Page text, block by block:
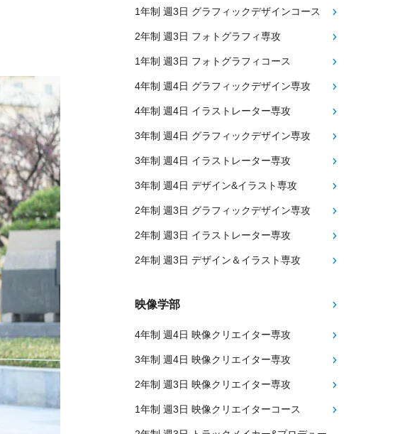
1年制 週3日 グラフィックデザインコース
2年制 週3日 フォトグラフィ専攻
1年制 週3日 フォトグラフィコース
4年制 週4日 グラフィックデザイン専攻
4年制 週4日 イラストレーター専攻
3年制 週4日 グラフィックデザイン専攻
3年制 週4日 イラストレーター専攻
3年制 週4日 デザイン&イラスト専攻
2年制 週3日 グラフィックデザイン専攻
2年制 週3日 イラストレーター専攻
2年制 週3日 デザイン＆イラスト専攻
映像学部
4年制 週4日 映像クリエイター専攻
3年制 週4日 映像クリエイター専攻
2年制 週3日 映像クリエイター専攻
1年制 週3日 映像クリエイターコース